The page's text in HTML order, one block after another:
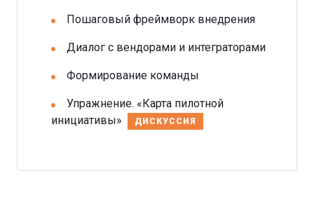
Пошаговый фреймворк внедрения
Диалог с вендорами и интеграторами
Формирование команды
Упражнение. «Карта пилотной
инициативы»
ДИСКУССИЯ